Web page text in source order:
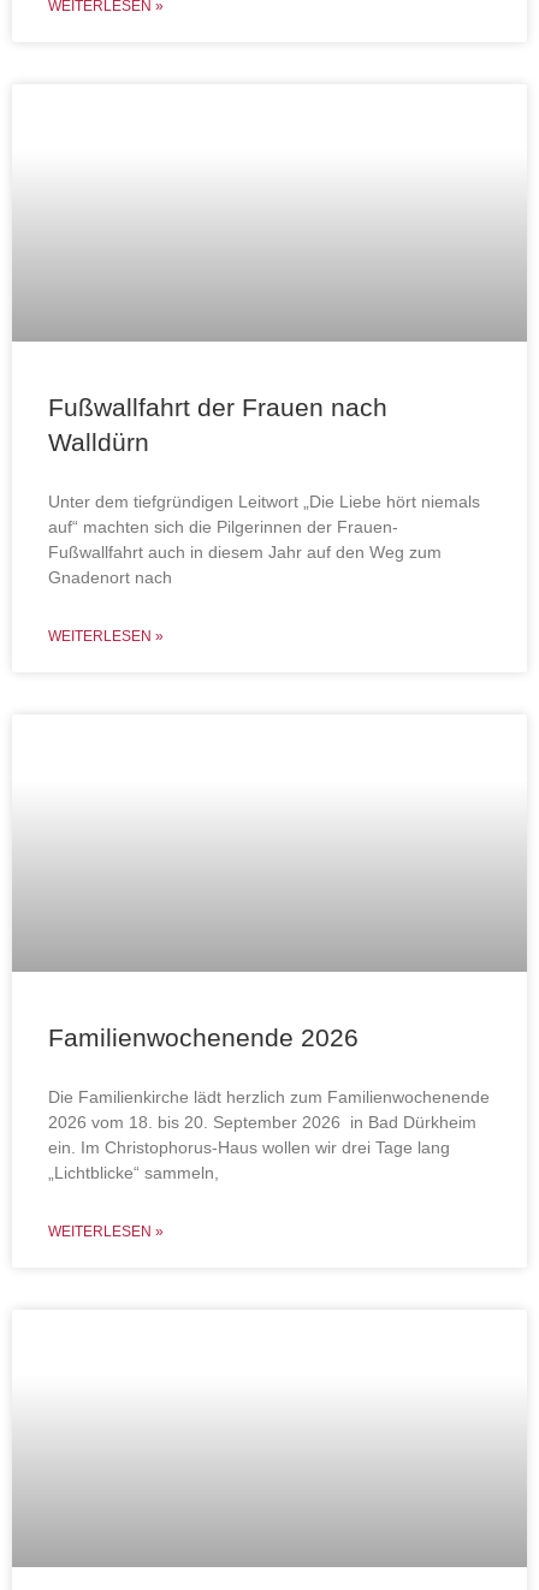
WEITERLESEN »
Fußwallfahrt der Frauen nach
Walldürn
Unter dem tiefgründigen Leitwort „Die Liebe hört niemals
auf“ machten sich die Pilgerinnen der Frauen-
Fußwallfahrt auch in diesem Jahr auf den Weg zum
Gnadenort nach
WEITERLESEN »
Familienwochenende 2026
Die Familienkirche lädt herzlich zum Familienwochenende
2026 vom 18. bis 20. September 2026 in Bad Dürkheim
ein. Im Christophorus-Haus wollen wir drei Tage lang
„Lichtblicke“ sammeln,
WEITERLESEN »